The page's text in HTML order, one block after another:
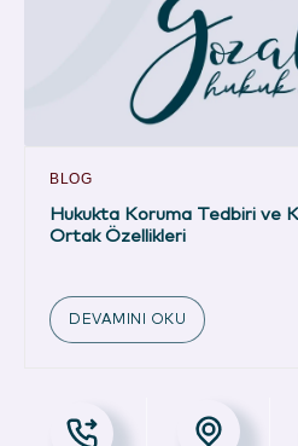
BLOG
Hukukta Koruma Tedbiri ve
Ortak Özellikleri
DEVAMINI OKU